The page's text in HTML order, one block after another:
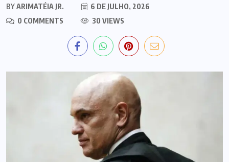
BYARIMATÉIA JR.
6 DE JULHO, 2026
0 COMMENTS
30 VIEWS